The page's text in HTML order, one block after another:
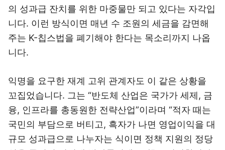
의 성과급 잔치를 위한 마중물만 되고 있다는 자각입
니다. 이런 방식이면 매년 수 조원의 세금을 감면해
주는 K-칩스법을 폐기해야 한다는 목소리까지 나옵
니다.
익명을 요구한 재계 고위 관계자도 이 같은 상황을
꼬집었습니다. 그는 “반도체 산업은 국가가 세제, 금
융, 인프라를 총동원한 전략산업”이라며 “적자 때는
국민의 부담으로 버티고, 흑자가 나면 영업이익을 대
규모 성과급으로 나누자는 식이면 정책 지원의 정당